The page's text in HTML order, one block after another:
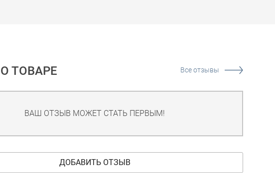
ТОВАРЕ Все отзывы
ВАШ ОТЗЫВ МОЖЕТ СТАТЬ ПЕРВЫМ!
ДОБАВИТЬ ОТЗЫВ